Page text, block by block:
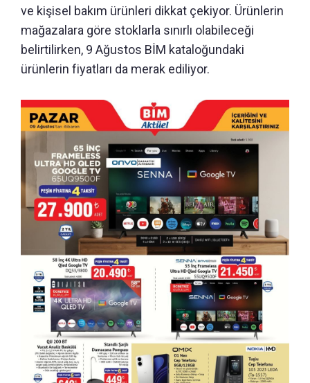
ve kişisel bakım ürünleri dikkat çekiyor. Ürünlerin
mağazalara göre stoklarla sınırlı olabileceği
belirtilirken, 9 Ağustos BİM kataloğundaki
ürünlerin fiyatları da merak ediliyor.